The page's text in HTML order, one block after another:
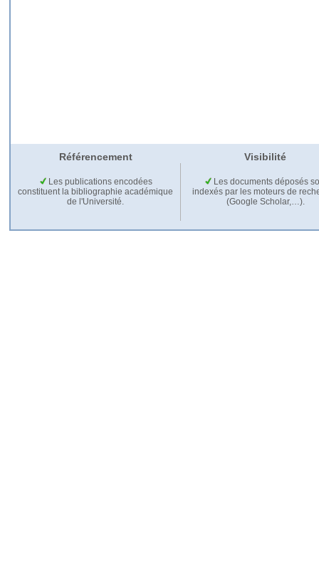
Référencement Visibilité
Les publications encodées
constituent la bibliographie académique
de l'Université.
Les documents déposés
indexés par les moteurs de
(Google Scholar,…).